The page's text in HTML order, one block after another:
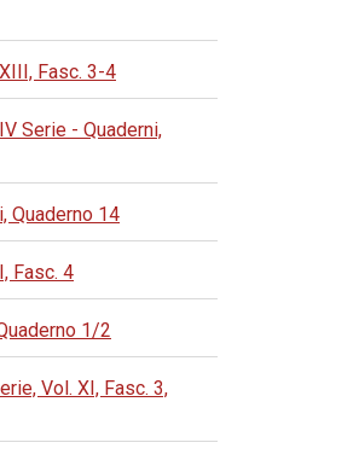
Fasc. 3-4
Serie - Quaderni,
Quaderno 14
Fasc. 4
1/2
Vol. XI, Fasc. 3,